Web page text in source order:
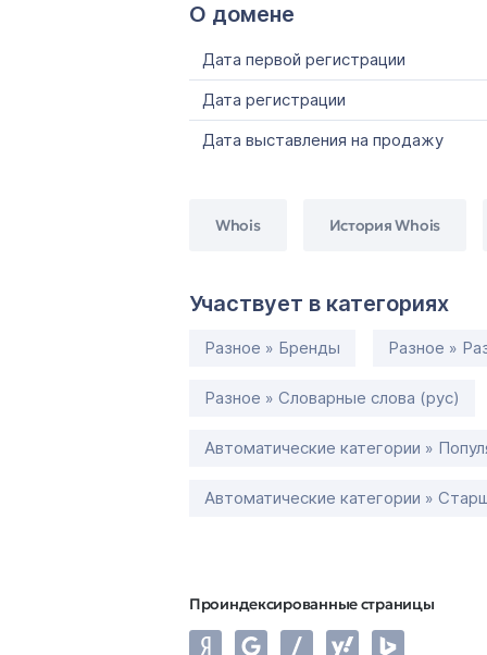
О домене
Дата первой регистрации
Дата регистрации
Дата выставления на продажу
Whois История Whois
Участвует в категориях
Разное » Бренды Разное »
Разное » Словарные слова (рус)
Автоматические категории »
Автоматические категории »
Проиндексированные страницы